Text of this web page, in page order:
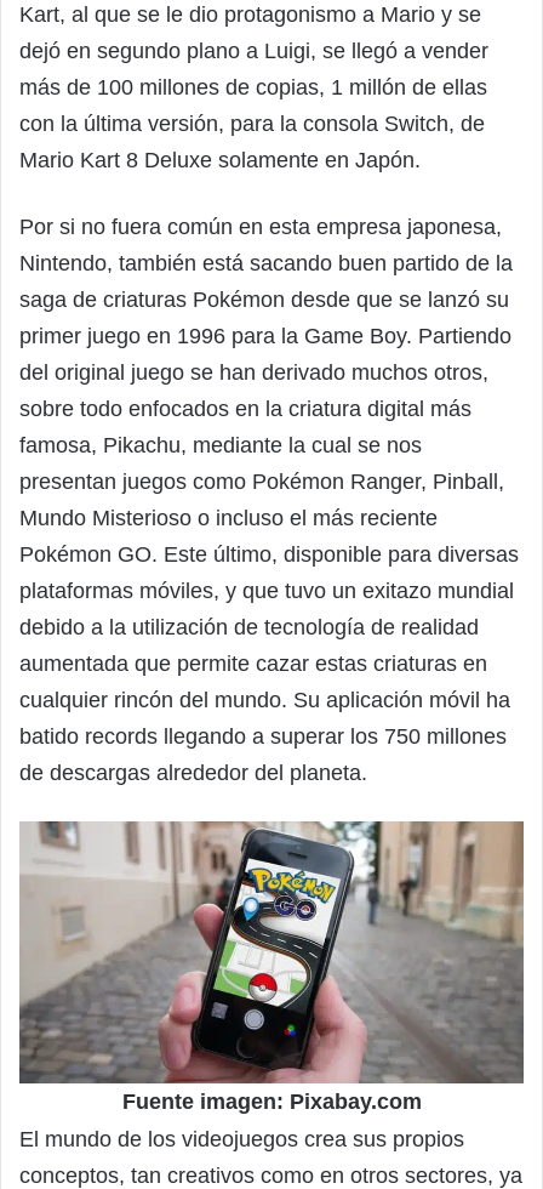
Kart, al que se le dio protagonismo a Mario y se
dejó en segundo plano a Luigi, se llegó a vender
más de 100 millones de copias, 1 millón de ellas
con la última versión, para la consola Switch, de
Mario Kart 8 Deluxe solamente en Japón.
Por si no fuera común en esta empresa japonesa,
Nintendo, también está sacando buen partido de la
saga de criaturas Pokémon desde que se lanzó su
primer juego en 1996 para la Game Boy. Partiendo
del original juego se han derivado muchos otros,
sobre todo enfocados en la criatura digital más
famosa, Pikachu, mediante la cual se nos
presentan juegos como Pokémon Ranger, Pinball,
Mundo Misterioso o incluso el más reciente
Pokémon GO. Este último, disponible para diversas
plataformas móviles, y que tuvo un exitazo mundial
debido a la utilización de tecnología de realidad
aumentada que permite cazar estas criaturas en
cualquier rincón del mundo. Su aplicación móvil ha
batido records llegando a superar los 750 millones
de descargas alrededor del planeta.
Fuente imagen: Pixabay.com
El mundo de los videojuegos crea sus propios
conceptos, tan creativos como en otros sectores, ya